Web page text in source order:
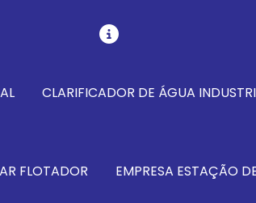
CLARIFICADOR DE ÁGUA
FLOTADOR EMPRESA ESTAÇÃO